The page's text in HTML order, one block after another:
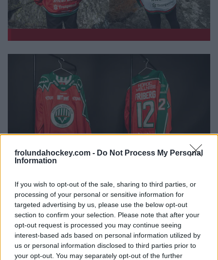
frolundahockey.com - Do Not Process My Personal
Information
If you wish to opt-out of the sale, sharing to third parties, or
processing of your personal or sensitive information for
targeted advertising by us, please use the below opt-out
section to confirm your selection. Please note that after your
opt-out request is processed you may continue seeing
interest-based ads based on personal information utilized by
us or personal information disclosed to third parties prior to
your opt-out. You may separately opt-out of the further